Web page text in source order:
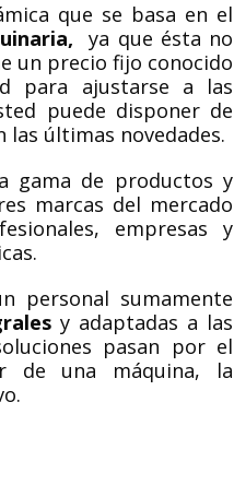
que se basa en el
ya que ésta no
un precio fijo conocido
para ajustarse a las
puede disponer de
últimas novedades.
gama de productos y
marcas del mercado
empresas y
personal sumamente
y adaptadas a las
pasan por el
de una máquina, la